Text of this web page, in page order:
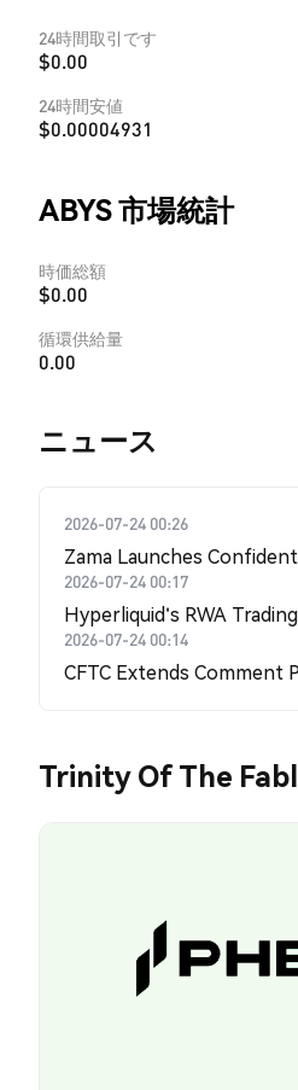
24時間取引です
$0.00
24時間安値
$0.00004931
ABYS 市場統計
時価総額
$0.00
循環供給量
0.00
​​ニュース​​
2026-07-24 00:26
Zama Launches
2026-07-24 00:17
Hyperliquid's RWA
2026-07-24 00:14
CFTC Extends Comment
Trinity Of The